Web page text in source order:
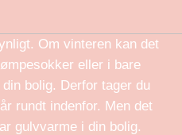
Om vinteren kan det
eller i bare
bolig. Derfor tager du
rundt indenfor. Men det
gulvvarme i din bolig.